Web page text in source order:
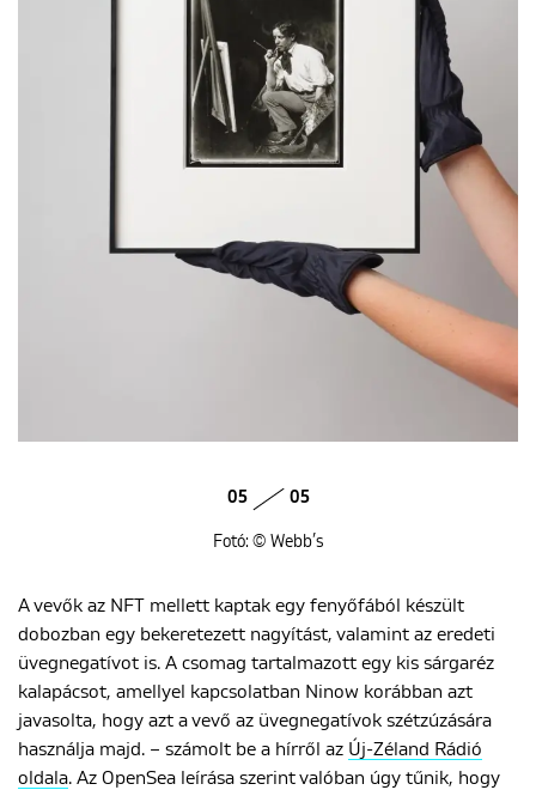
05 05
Fotó: © Webb’s
A vevők az NFT mellett kaptak egy fenyőfából készült
dobozban egy bekeretezett nagyítást, valamint az eredeti
üvegnegatívot is. A csomag tartalmazott egy kis sárgaréz
kalapácsot, amellyel kapcsolatban Ninow korábban azt
javasolta, hogy azt a vevő az üvegnegatívok szétzúzására
használja majd. – számolt be a hírről az Új-Zéland Rádió
oldala. Az OpenSea leírása szerint valóban úgy tűnik, hogy